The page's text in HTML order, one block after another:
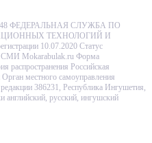
ФЕДЕРАЛЬНАЯ СЛУЖБА ПО
ТЕХНОЛОГИЙ И
10.07.2020 Статус
СМИ Mokarabulak.ru Форма
распространения Российская
местного самоуправления
386231, Республика Ингушетия,
русский, ингушский